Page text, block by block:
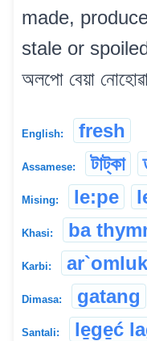
made,
stale or spoiled
অলপো বেয়া
English: fresh
Assamese: টাট্‌কা
Mising: le:pe
Khasi: ba
Karbi:
Dimasa: gatang
Santali: le̱ge̱ć